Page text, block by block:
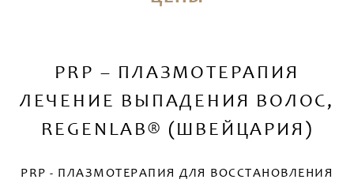
PRP – ПЛАЗМОТЕРАПИЯ
ЛЕЧЕНИЕ ВЫПАДЕНИЯ ВОЛОС,
REGENLAB® (ШВЕЙЦАРИЯ)
PRP - ПЛАЗМОТЕРАПИЯ ДЛЯ ВОССТАНОВЛЕНИЯ